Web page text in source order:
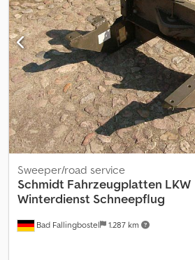
Bad Fallingbostel 1.287 km
Sweeper/road service
Schmidt Fahrzeugplatten LKW
Winterdienst Schneepflug